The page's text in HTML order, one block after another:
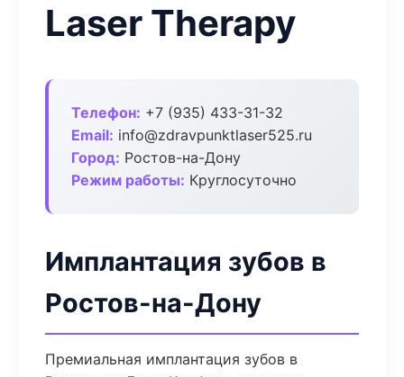
Laser Therapy
Телефон: +7 (935) 433-31-32
Email: info@zdravpunktlaser525.ru
Город: Ростов-на-Дону
Режим работы: Круглосуточно
Имплантация зубов в
Ростов-на-Дону
Премиальная имплантация зубов в